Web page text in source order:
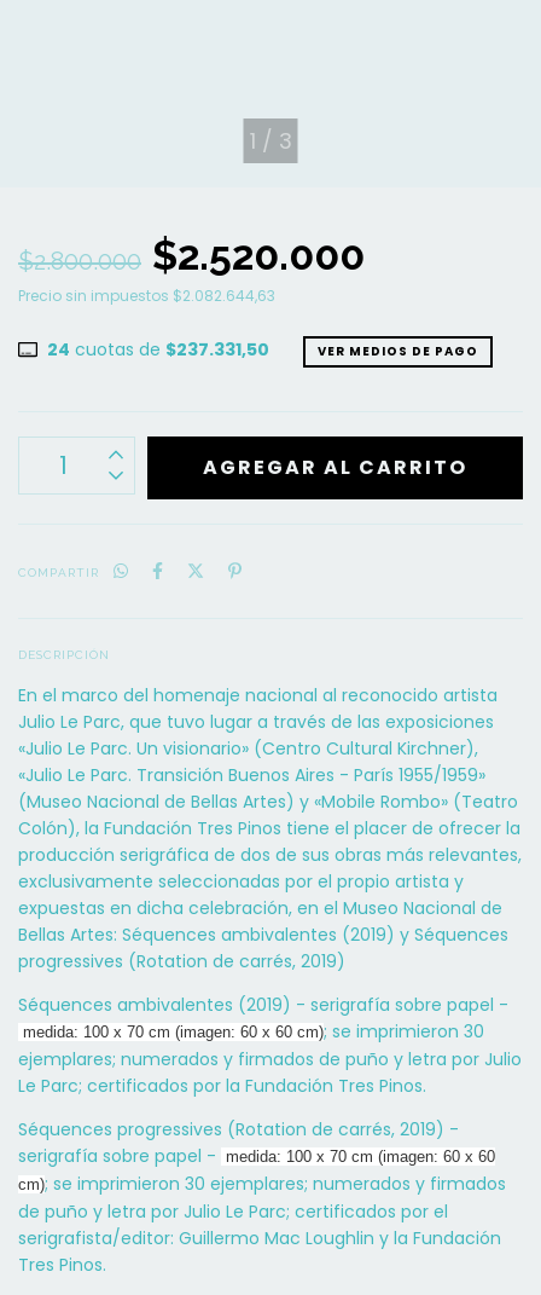
1 / 3
$2.800.000 $2.520.000
Precio sin impuestos $2.082.644,63
24 cuotas de $237.331,50 VER MEDIOS DE PAGO
COMPARTIR
DESCRIPCIÓN
En el marco del homenaje nacional al reconocido artista
Julio Le Parc, que tuvo lugar a través de las exposiciones
«Julio Le Parc. Un visionario» (Centro Cultural Kirchner),
«Julio Le Parc. Transición Buenos Aires - París 1955/1959»
(Museo Nacional de Bellas Artes) y «Mobile Rombo» (Teatro
Colón), la Fundación Tres Pinos tiene el placer de ofrecer la
producción serigráfica de dos de sus obras más relevantes,
exclusivamente seleccionadas por el propio artista y
expuestas en dicha celebración, en el Museo Nacional de
Bellas Artes: Séquences ambivalentes (2019) y Séquences
progressives (Rotation de carrés, 2019)
Séquences ambivalentes (2019) - serigrafía sobre papel -
medida: 100 x 70 cm (imagen: 60 x 60 cm); se imprimieron 30
ejemplares; numerados y firmados de puño y letra por Julio
Le Parc; certificados por la Fundación Tres Pinos.
Séquences progressives (Rotation de carrés, 2019) -
serigrafía sobre papel - medida: 100 x 70 cm (imagen: 60 x 60
cm); se imprimieron 30 ejemplares; numerados y firmados
de puño y letra por Julio Le Parc; certificados por el
serigrafista/editor: Guillermo Mac Loughlin y la Fundación
Tres Pinos.